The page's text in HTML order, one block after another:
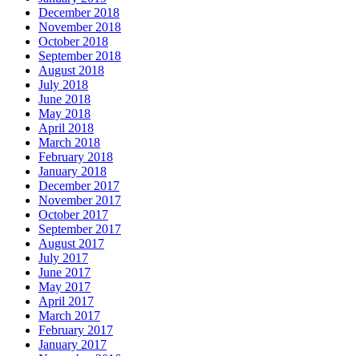
December 2018
November 2018
October 2018
September 2018
August 2018
July 2018
June 2018
May 2018
April 2018
March 2018
February 2018
January 2018
December 2017
November 2017
October 2017
September 2017
August 2017
July 2017
June 2017
May 2017
April 2017
March 2017
February 2017
January 2017